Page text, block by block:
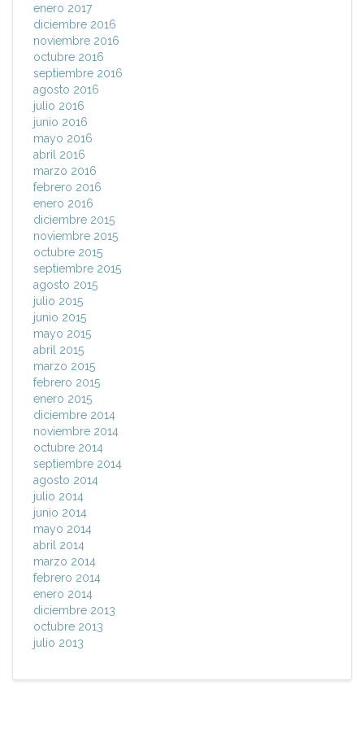
enero 2017
diciembre 2016
noviembre 2016
octubre 2016
septiembre 2016
agosto 2016
julio 2016
junio 2016
mayo 2016
abril 2016
marzo 2016
febrero 2016
enero 2016
diciembre 2015
noviembre 2015
octubre 2015
septiembre 2015
agosto 2015
julio 2015
junio 2015
mayo 2015
abril 2015
marzo 2015
febrero 2015
enero 2015
diciembre 2014
noviembre 2014
octubre 2014
septiembre 2014
agosto 2014
julio 2014
junio 2014
mayo 2014
abril 2014
marzo 2014
febrero 2014
enero 2014
diciembre 2013
octubre 2013
julio 2013